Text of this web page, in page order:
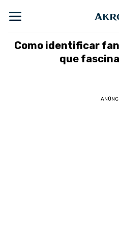
Como identificar
que